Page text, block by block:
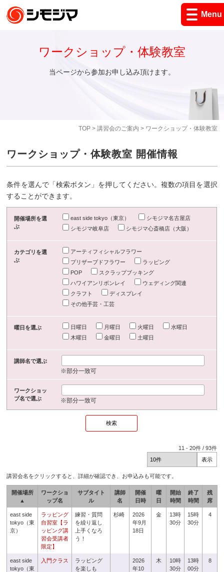
Menu
TOP> 講習会のご案内 > ワークショップ・体験教室
ワークショップ・体験教室
当ページから参加お申し込み頂けます。
ワークショップ・体験教室 開催情報
条件を選んで「検索ボタン」を押してください。複数の項目を選択
することができます。
開催場所を選
ぶ
east side tokyo（東京）
シモジマ名古屋店
シモジマ岐阜店
シモジマ心斎橋店（大阪）
カテゴリを選
ぶ
アーティフィシャルフラワー
プリザーブドフラワー
ラッピング
POP
スクラップブッキング
ハワイアンリボンレイ
ウェディング関連
クラフト
ディスプレイ
その他手芸・工芸
曜日を選ぶ 日曜日 月曜日 火曜日
水曜日
木曜日
金曜日 土曜日
講師名で選ぶ
※部分一致可
ワークショッ
プ名で選ぶ
※部分一致可
11 -20件 /93件
講習会名をクリックすると、詳細が確認でき、お申込みも可能です。
開催場所
▲
ワークショ
ップ名
サブタイト
ル
講師
名
開催
日時
曜
日
開始
時間
終了
時間
残
席
east side
tokyo（東
京）
ラッピング
自習室【ラ
ッピング講
習会受講者
限定】
練習・質問
を繰り返し
上手くなろ
う！
杉崎
2026
年9月
18日
金
13時
30分
15時
30分
4
east side
tokyo（東
入門クラス
ラッピング
を楽しも
2026
年10
木
10時
30分
13時
00分
8